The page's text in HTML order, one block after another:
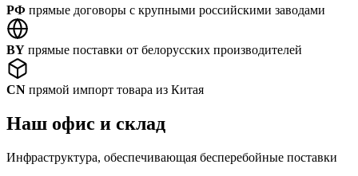
РФ прямые договоры с крупными российскими заводами
BY прямые поставки от белорусских производителей
CN прямой импорт товара из Китая
Наш офис и склад
Инфраструктура, обеспечивающая бесперебойные поставки